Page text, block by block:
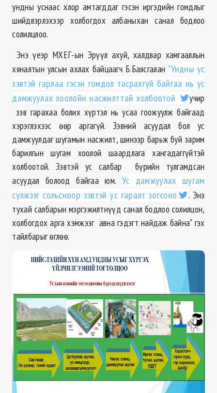
ундны уснаас хлор амтагддаг гэсэн иргэдийн гомдлыг
шийдвэрлэхээр холбогдох албаныхан санал бодлоо
солилцлоо.
Энэ үеэр МХЕГ-ын Эрүүл ахуй, халдвар хамгааллын
хяналтын улсын ахлах байцаагч Б.Баясгалан "Ундны ус
зэвтэй гарлаа гэсэн гомдол тасрахгүй байгаа нь ус
дамжуулах хоолойн насжилттай холбоотой
учир
зэв гарахаа болих хүртэл нь усаа гоожуулж байгаад
хэрэглэхээс өөр аргагүй. Зэвний асуудал бол ус
дамжуулдаг шугамын насжилт, шинээр барьж буй зарим
барилгын шугам хоолой шаардлага хангадаггүйтэй
холбоотой. Зэвтэй ус салбар бүрийн тулгамдсан
асуудал болоод байгаа юм. Ус дамжуулах шугам
сүлжээг сольсноор зэвтэй ус гаралт зогсоно
. Энэ
тухай салбарын мэргэжилтнүүд санал бодлоо солилцон,
холбогдох арга хэмжээг авна гэдэгт найдаж байна" гэх
тайлбарыг өглөө.